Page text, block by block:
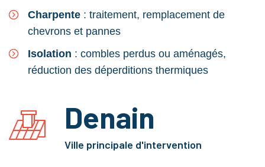
Charpente : traitement, remplacement de
chevrons et pannes
Isolation : combles perdus ou aménagés,
réduction des déperditions thermiques
Denain
Ville principale d'intervention